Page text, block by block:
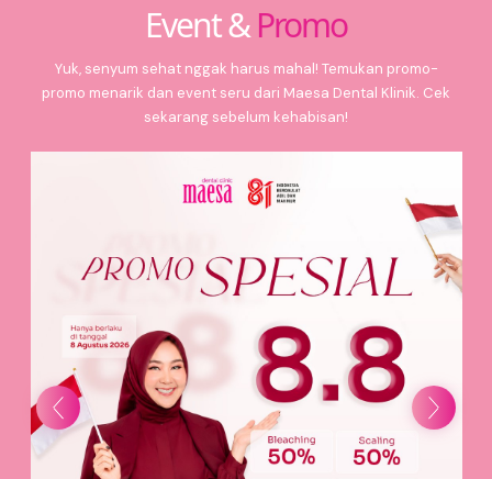
Event &Promo
Yuk, senyum sehat nggak harus mahal! Temukan promo-
promo menarik dan event seru dari Maesa Dental Klinik. Cek
sekarang sebelum kehabisan!